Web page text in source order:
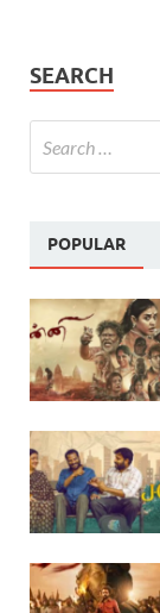
SEARCH
POPULAR